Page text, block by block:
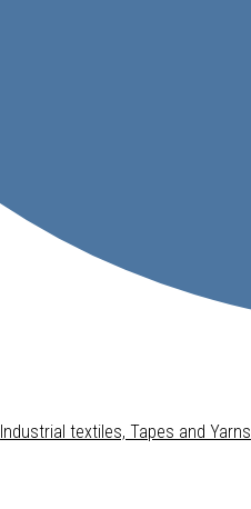
Industrial textiles, Tapes and Yarns